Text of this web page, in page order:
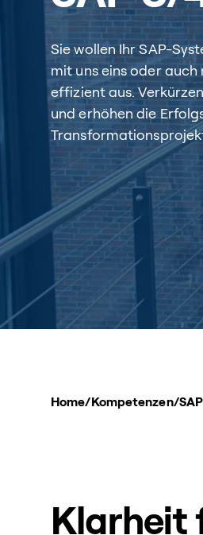
Sie wollen Ihr SAP-
mit uns eins oder
effizient aus.
und erhöhen die
Home/Kompetenzen/
Klarheit